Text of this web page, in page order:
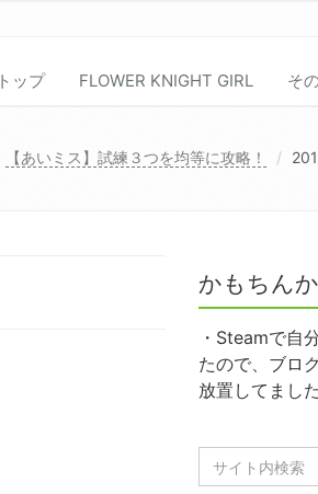
トップ FLOWER KNIGHT GIRL そ
【あいミス】試練３つを均等に攻略！
かもちん
・Steamで自
たので、ブロ
放置してました